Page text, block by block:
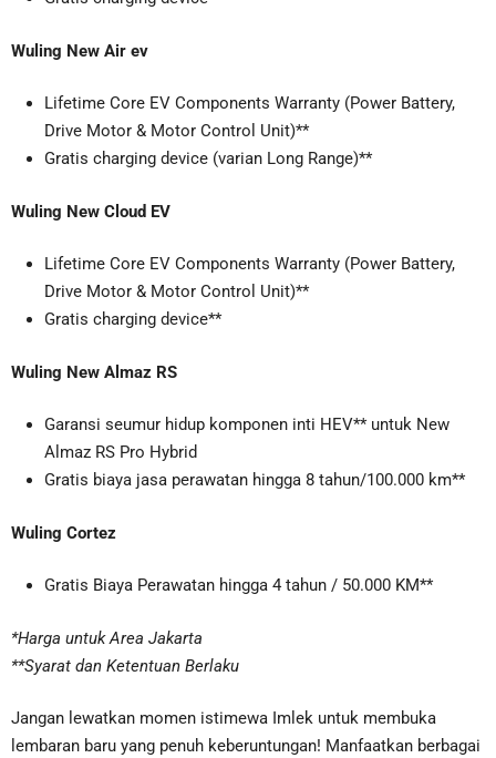
Wuling New Air ev
Lifetime Core EV Components Warranty (Power Battery,
Drive Motor & Motor Control Unit)**
Gratis charging device (varian Long Range)**
Wuling New Cloud EV
Lifetime Core EV Components Warranty (Power Battery,
Drive Motor & Motor Control Unit)**
Gratis charging device**
Wuling New Almaz RS
Garansi seumur hidup komponen inti HEV** untuk New
Almaz RS Pro Hybrid
Gratis biaya jasa perawatan hingga 8 tahun/100.000 km**
Wuling Cortez
Gratis Biaya Perawatan hingga 4 tahun / 50.000 KM**
*Harga untuk Area Jakarta
**Syarat dan Ketentuan Berlaku
Jangan lewatkan momen istimewa Imlek untuk membuka
lembaran baru yang penuh keberuntungan! Manfaatkan berbagai